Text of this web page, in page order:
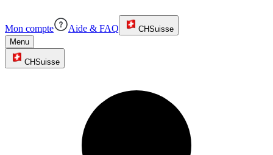
Mon compte Aide & FAQ CHSuisse
Menu
CHSuisse